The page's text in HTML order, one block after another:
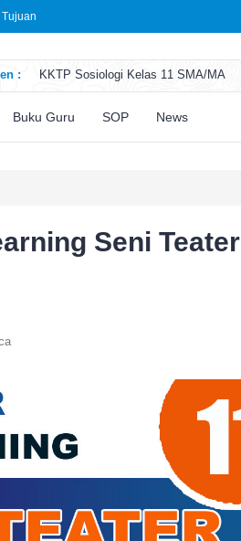
Tujuan
:
KKTP Sosiologi Kelas 11 SMA/MA
ATP Seni Rupa Kelas 11 SMA/MA
ATP Sosiologi Kelas 11 SMA/MA
Buku Guru SOP News
Seni Teater